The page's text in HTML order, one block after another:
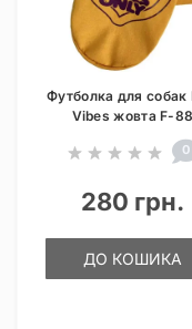
Футболка для собак
Vibes жовта F-88
0
280 грн.
ДО КОШИКА